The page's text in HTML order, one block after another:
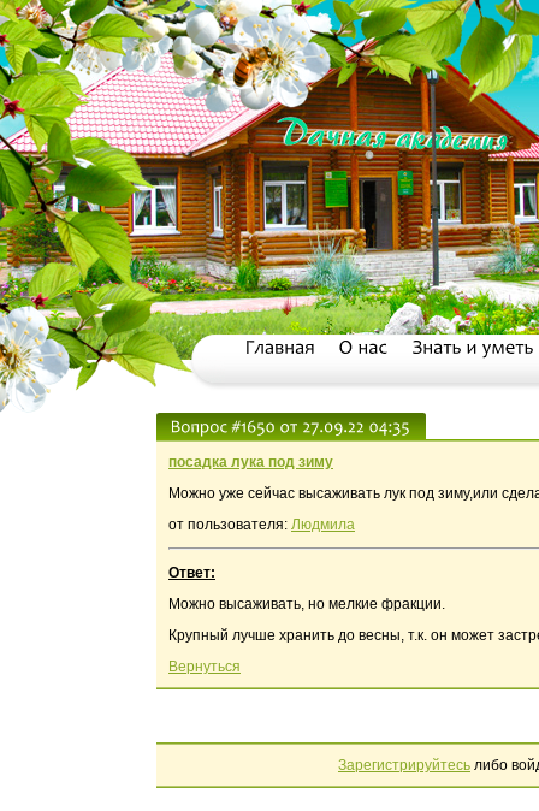
посадка лука под зиму
Можно уже сейчас высаживать лук под зиму,или
от пользователя: Людмила
Ответ:
Можно высаживать, но мелкие фракции.
Крупный лучше хранить до весны, т.к. он может
Вернуться
Зарегистрируйтесь либо